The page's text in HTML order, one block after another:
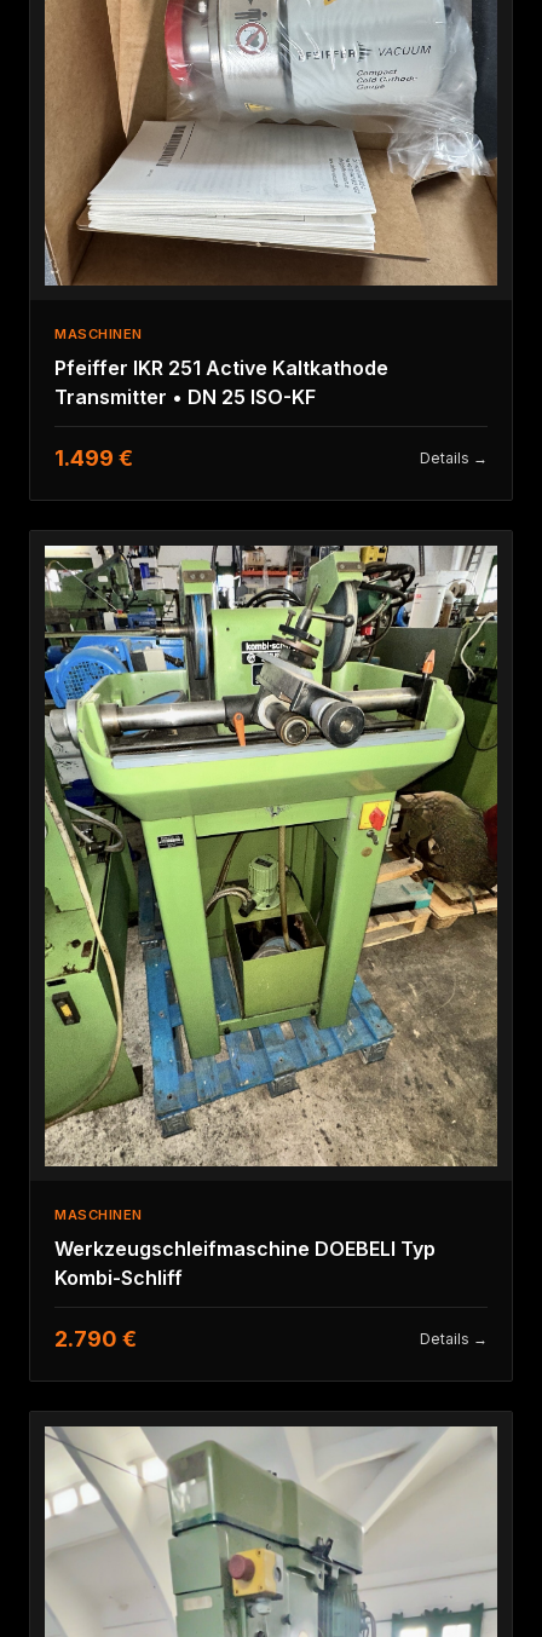
MASCHINEN
Pfeiffer IKR 251 Active Kaltkathode
Transmitter • DN 25 ISO-KF
1.499 € Details →
MASCHINEN
Werkzeugschleifmaschine DOEBELI Typ
Kombi-Schliff
2.790 € Details →